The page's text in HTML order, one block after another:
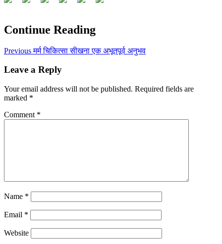
Continue Reading
Previousमर्म चिकित्सा सीखना एक अभूतपूर्व अनुभव
Leave a Reply
Your email address will not be published. Required fields are
marked *
Comment *
Name *
Email *
Website